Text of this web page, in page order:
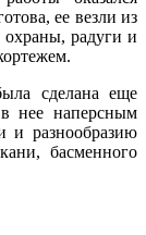
ее везли из
радуги и
сделана еще
нее наперсным
и разнообразию
басменного